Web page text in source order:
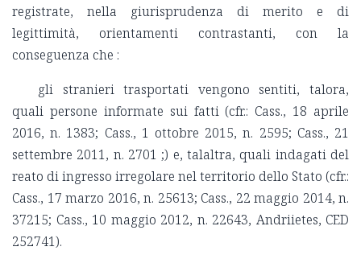
registrate, nella giurisprudenza di merito e di
legittimità, orientamenti contrastanti, con la
conseguenza che :
gli stranieri trasportati vengono sentiti, talora,
quali persone informate sui fatti (cfr.: Cass., 18 aprile
2016, n. 1383; Cass., 1 ottobre 2015, n. 2595; Cass., 21
settembre 2011, n. 2701 ;) e, talaltra, quali indagati del
reato di ingresso irregolare nel territorio dello Stato (cfr.:
Cass., 17 marzo 2016, n. 25613; Cass., 22 maggio 2014, n.
37215; Cass., 10 maggio 2012, n. 22643, Andriietes, CED
252741).